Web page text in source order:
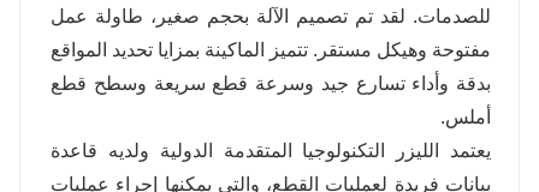
للصدمات. لقد تم تصميم الآلة بحجم صغير، طاولة عمل
مفتوحة وهيكل مستقر. تتميز الماكينة بمزايا تحديد المواقع
بدقة وأداء تسارع جيد وسرعة قطع سريعة وسطح قطع
أملس.
يعتمد الليزر التكنولوجيا المتقدمة الدولية ولديه قاعدة
بيانات فريدة لعمليات القطع، والتي يمكنها إجراء عمليات